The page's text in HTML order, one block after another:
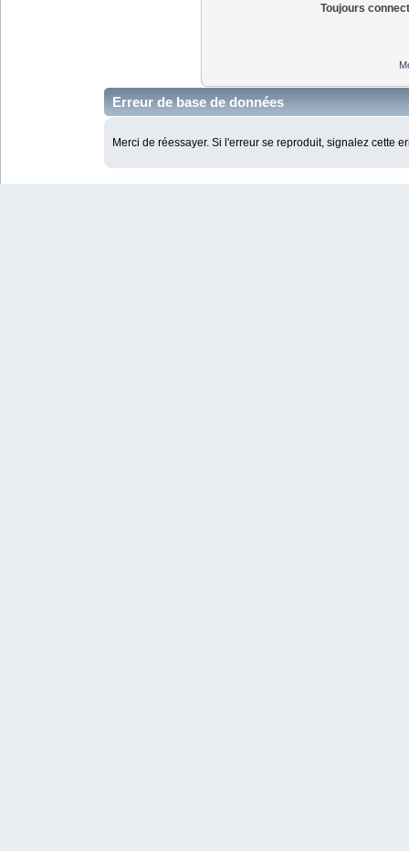
Toujours
Erreur de base de données
Merci de réessayer. Si l'erreur se reproduit, signalez cette